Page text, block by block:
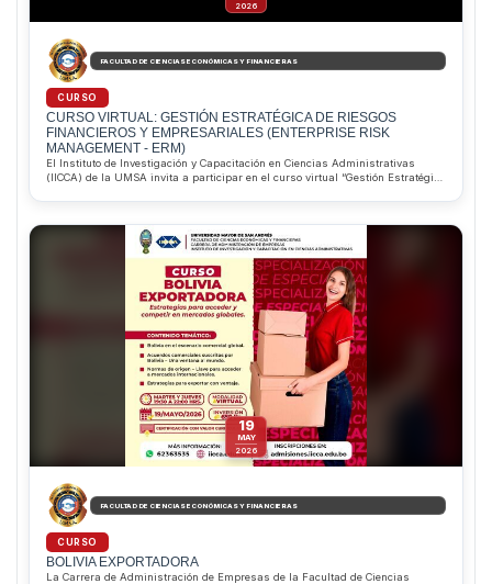
2026
FACULTAD DE CIENCIAS ECONÓMICAS Y FINANCIERAS
CURSO
CURSO VIRTUAL: GESTIÓN ESTRATÉGICA DE RIESGOS
FINANCIEROS Y EMPRESARIALES (ENTERPRISE RISK
MANAGEMENT - ERM)
El Instituto de Investigación y Capacitación en Ciencias Administrativas
(IICCA) de la UMSA invita a participar en el curso virtual “Gestión Estratégica
riesgos corporativos bajo estándares internacionales. Además, ofrece
descuentos del 10% para estudiantes regulares de la Facultad de Ciencias
Económicas y Financieras y del 20% para estudiantes sobresalientes de la
Carrera de Administración de Empresas. Informes e inscripciones al
WhatsApp 62363535.
19
MAY
2026
FACULTAD DE CIENCIAS ECONÓMICAS Y FINANCIERAS
CURSO
BOLIVIA EXPORTADORA
La Carrera de Administración de Empresas de la Facultad de Ciencias